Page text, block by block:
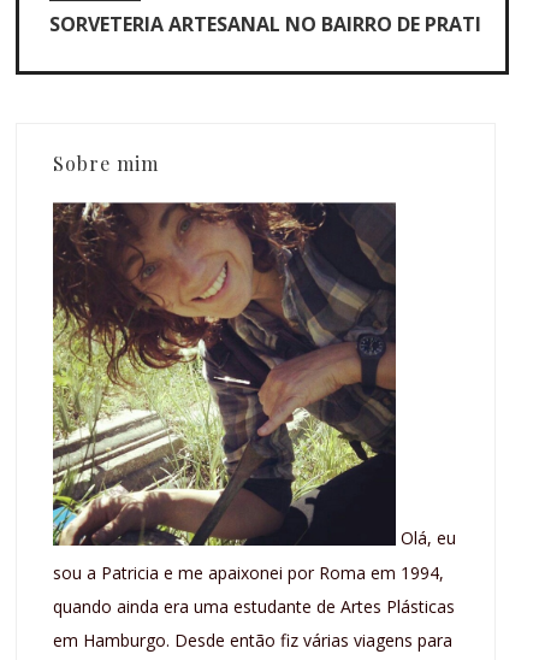
SORVETERIA ARTESANAL NO BAIRRO DE PRATI
Sobre mim
Olá, eu
sou a Patricia e me apaixonei por Roma em 1994,
quando ainda era uma estudante de Artes Plásticas
em Hamburgo. Desde então fiz várias viagens para